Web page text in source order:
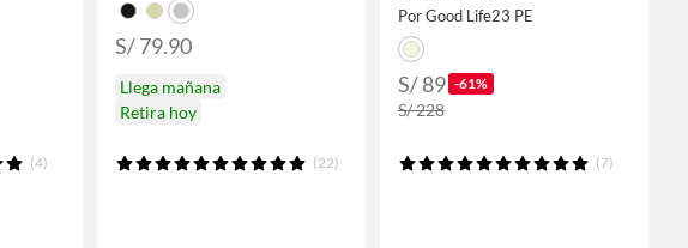
(4)
S/ 79.90
Llega mañana
Retira hoy
(22)
Por Good Life23 PE
S/ 89 -61%
S/ 228
(7)